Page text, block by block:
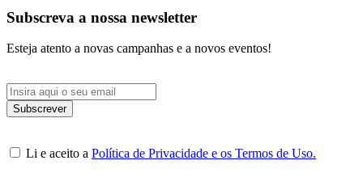
Subscreva a nossa newsletter
Esteja atento a novas campanhas e a novos eventos!
Li e aceito a Política de Privacidade e os Termos de Uso.